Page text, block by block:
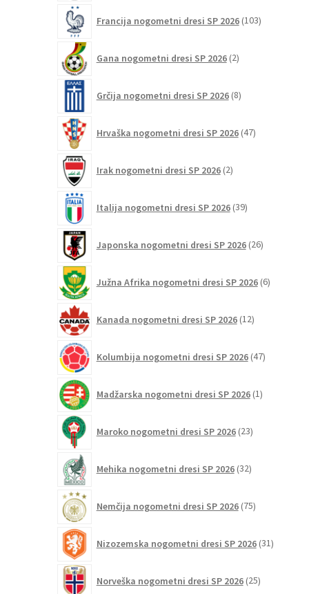
Francija nogometni dresi SP 2026 103izdelki
Gana nogometni dresi SP 2026 2izdelka
Grčija nogometni dresi SP 2026 8izdelkov
Hrvaška nogometni dresi SP 2026 47izdelkov
Irak nogometni dresi SP 2026 2izdelka
Italija nogometni dresi SP 2026 39izdelkov
Japonska nogometni dresi SP 2026 26izdelkov
Južna Afrika nogometni dresi SP 2026 6izdelkov
Kanada nogometni dresi SP 2026 12izdelkov
Kolumbija nogometni dresi SP 2026 47izdelkov
Madžarska nogometni dresi SP 2026 1izdelek
Maroko nogometni dresi SP 2026 23izdelkov
Mehika nogometni dresi SP 2026 32izdelkov
Nemčija nogometni dresi SP 2026 75izdelkov
Nizozemska nogometni dresi SP 2026 31izdelkov
Norveška nogometni dresi SP 2026 25izdelkov